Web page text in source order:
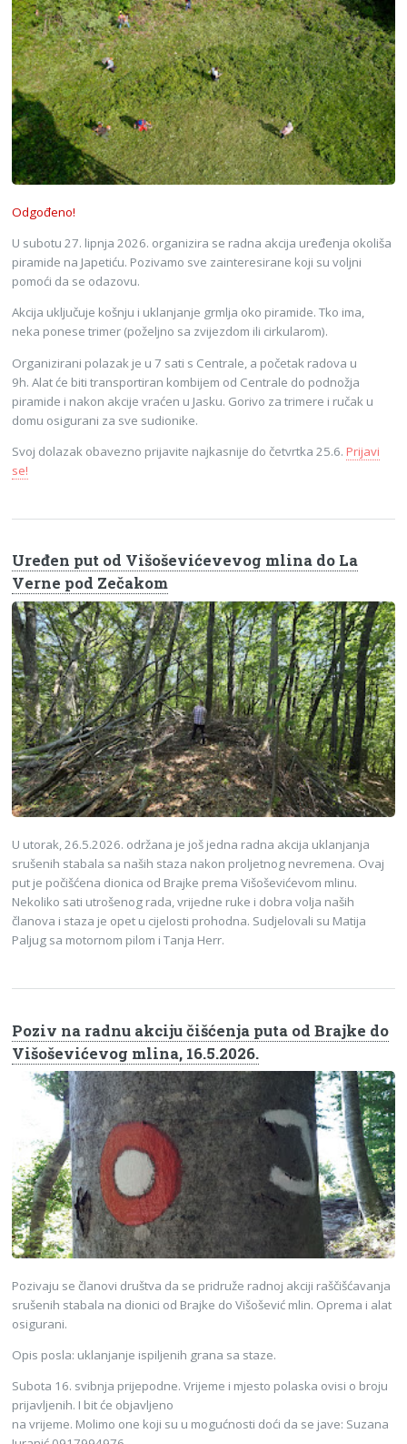
Odgođeno!
U subotu 27. lipnja 2026. organizira se radna akcija uređenja okoliša
piramide na Japetiću. Pozivamo sve zainteresirane koji su voljni
pomoći da se odazovu.
Akcija uključuje košnju i uklanjanje grmlja oko piramide. Tko ima,
neka ponese trimer (poželjno sa zvijezdom ili cirkularom).
Organizirani polazak je u 7 sati s Centrale, a početak radova u
9h. Alat će biti transportiran kombijem od Centrale do podnožja
piramide i nakon akcije vraćen u Jasku. Gorivo za trimere i ručak u
domu osigurani za sve sudionike.
Svoj dolazak obavezno prijavite najkasnije do četvrtka 25.6.Prijavi
se!
Uređen put od Višoševićevevog mlina do La
Verne pod Zečakom
U utorak, 26.5.2026. održana je još jedna radna akcija uklanjanja
srušenih stabala sa naših staza nakon proljetnog nevremena. Ovaj
put je počišćena dionica od Brajke prema Višoševićevom mlinu.
Nekoliko sati utrošenog rada, vrijedne ruke i dobra volja naših
članova i staza je opet u cijelosti prohodna. Sudjelovali su Matija
Paljug sa motornom pilom i Tanja Herr.
Poziv na radnu akciju čišćenja puta od Brajke do
Višoševićevog mlina, 16.5.2026.
Pozivaju se članovi društva da se pridruže radnoj akciji raščišćavanja
srušenih stabala na dionici od Brajke do Višošević mlin. Oprema i alat
osigurani.
Opis posla: uklanjanje ispiljenih grana sa staze.
Subota 16. svibnja prijepodne. Vrijeme i mjesto polaska ovisi o broju
prijavljenih. I bit će objavljeno
na vrijeme. Molimo one koji su u mogućnosti doći da se jave: Suzana